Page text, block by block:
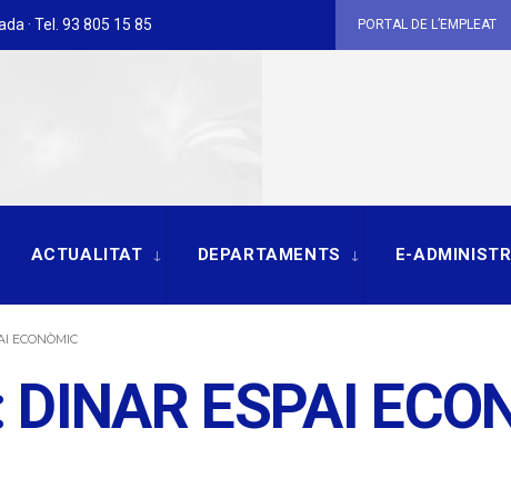
· Tel. 93 805 15 85 PORTAL DE L’EMPLEAT
ACTUALITAT DEPARTAMENTS E-
ECONÒMIC
ESPAI